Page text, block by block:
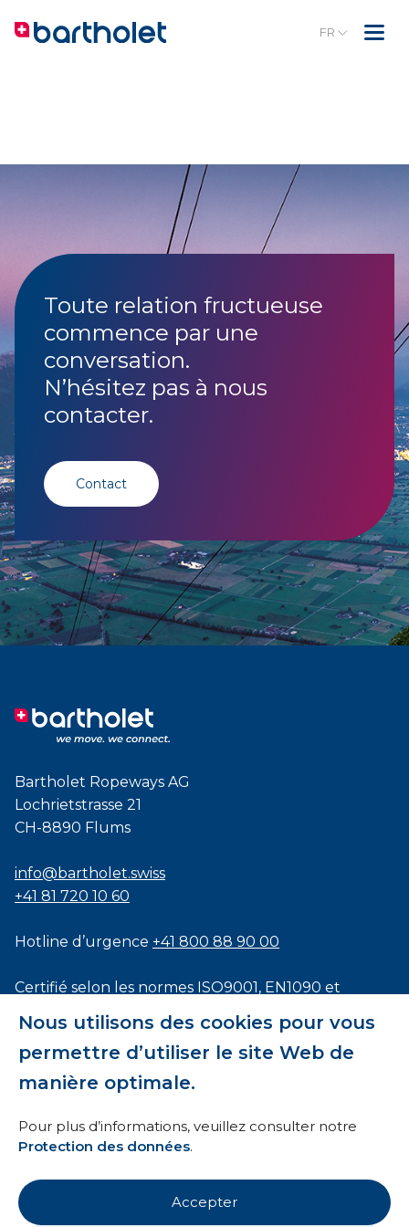
Nous utilisons des cookies pour vous
permettre d’utiliser le site Web de
manière optimale.
Pour plus d’informations, veuillez consulter notre
Protection des données.
Accepter
FR
Toute relation fructueuse
commence par une
conversation.
N’hésitez pas à nous
contacter.
Contact
Bartholet Ropeways AG
Lochrietstrasse 21
CH-8890 Flums
info@bartholet.swiss
+41 81 720 10 60
Hotline d’urgence +41 800 88 90 00
Certifié selon les normes ISO9001, EN1090 et
Conditions générales
Mentions légales